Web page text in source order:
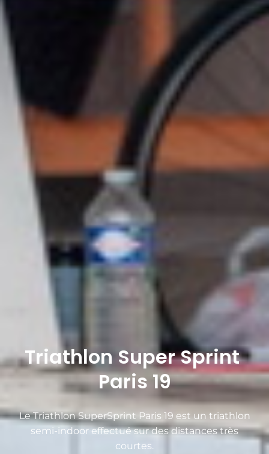
Triathlon Super Sprint
Paris 19
Le Triathlon SuperSprint Paris 19 est un triathlon
semi-indoor effectué sur des distances très
courtes.